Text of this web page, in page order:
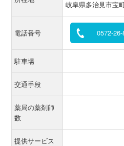
岐阜県多治見市宝
電話番号 0572-
駐車場
交通手段
薬局の薬剤師
数
提供サービス